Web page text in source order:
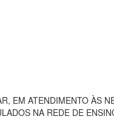
EM ATENDIMENTO ÀS
NA REDE DE